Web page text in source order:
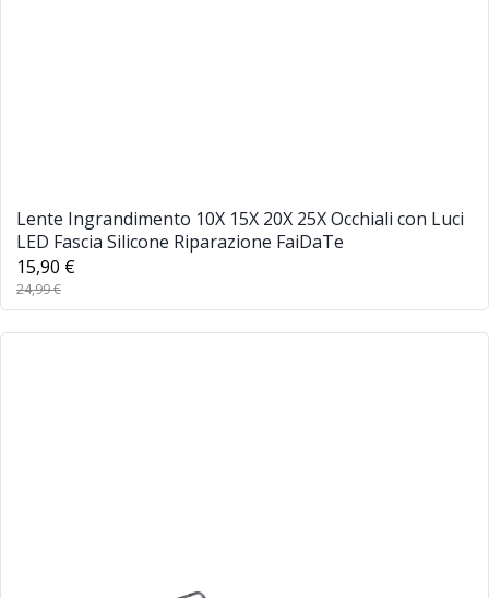
Lente Ingrandimento 10X 15X 20X 25X Occhiali con Luci
LED Fascia Silicone Riparazione FaiDaTe
15,90 €
24,99 €